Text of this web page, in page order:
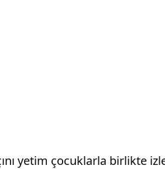
yetim çocuklarla birlikte